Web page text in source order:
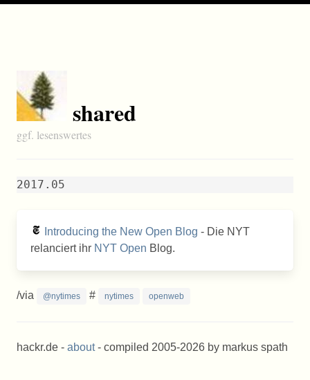
shared
ggf. lesenswertes
2017.05
Introducing the New Open Blog - Die NYT
relanciert ihr NYT Open Blog.
/via @nytimes # nytimes openweb
hackr.de - about- compiled 2005-2026 by markus spath